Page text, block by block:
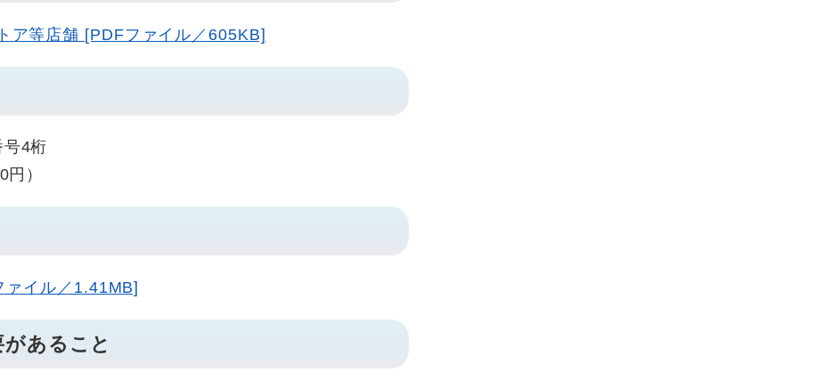
ア等店舗 [PDFファイル／605KB]
4桁
）
ァイル／1.41MB]
あること